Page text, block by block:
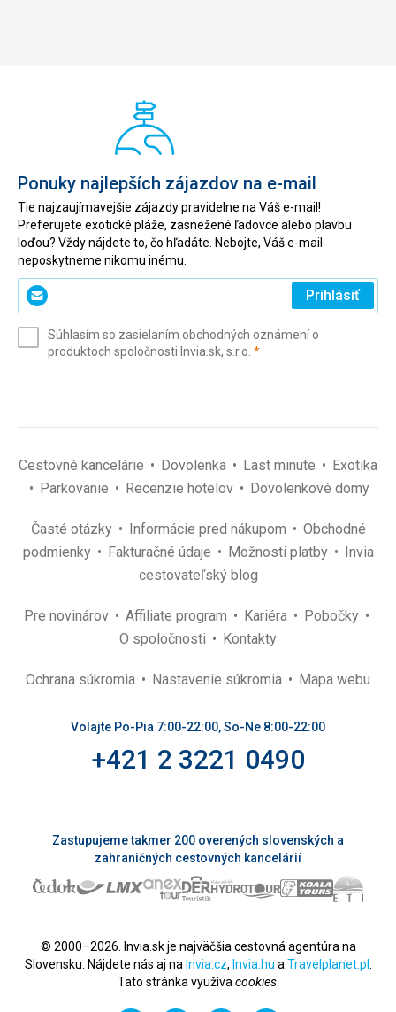
Ponuky najlepších zájazdov na e-mail
Tie najzaujímavejšie zájazdy pravidelne na Váš e-mail!
Preferujete exotické pláže, zasnežené ľadovce alebo plavbu
loďou? Vždy nájdete to, čo hľadáte. Nebojte, Váš e-mail
neposkytneme nikomu inému.
Zadajte
svoj
(povinné)
Prihlásiť
Súhlasím so zasielaním obchodných oznámení o
produktoch spoločnosti Invia.sk, s.r.o. *(povinné)
Cestovné kancelárie Dovolenka Last minute
Exotika
Parkovanie
Recenzie hotelov Dovolenkové domy
Časté otázky Informácie pred nákupom
Obchodné
podmienky
Fakturačné údaje Možnosti platby
Invia
cestovateľský blog
Pre novinárov Affiliate program Kariéra
Pobočky
O spoločnosti
Kontakty
Ochrana súkromia Nastavenie súkromia Mapa webu
Volajte Po-Pia 7:00-22:00, So-Ne 8:00-22:00
+421 2 3221 0490
Zastupujeme takmer 200 overených slovenských a
zahraničných cestovných kancelárií
© 2000–2026. Invia.sk je najväčšia cestovná agentúra na
Slovensku. Nájdete nás aj na Invia.cz, Invia.hu a Travelplanet.pl
Tato stránka využíva cookies.